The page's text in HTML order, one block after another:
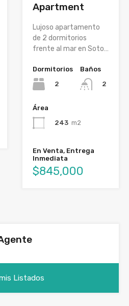
Apartment
Lujoso apartamento
de 2 dormitorios
frente al mar en Soto…
Dormitorios
2
Baños
2
Área
243 m2
En Venta, Entrega
Inmediata
$845,000
Listados